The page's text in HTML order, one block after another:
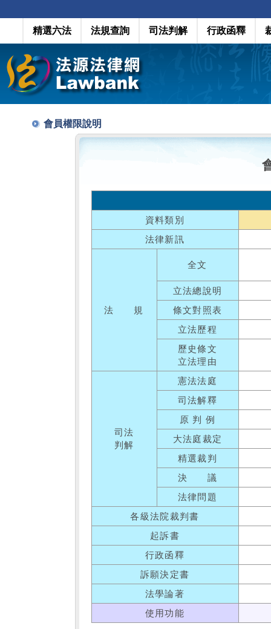
精選六法 法規查詢 司法判解 行政函釋
會員權限說明
資料類別
法律新訊
法 規
全文
立法總說明
條文對照表
立法歷程
歷史條文
立法理由
司法
判解
憲法法庭
司法解釋
原 判 例
大法庭裁定
精選裁判
決 議
法律問題
各級法院裁判書
起訴書
行政函釋
訴願決定書
法學論著
使用功能